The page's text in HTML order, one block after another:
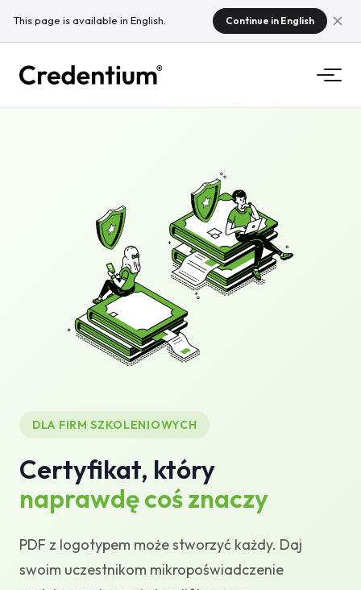
This page is available in English. Continue in English
Dlaczego Credentium
O CloudTeam
Dla firm szkoleniowych
Dla firm eventowych
Czym są mikropoświadczenia
Regulacje
Standardy i integracje
Baza wiedzy
Wsparcie
DLA FIRM SZKOLENIOWYCH
Certyfikat, który
naprawdę coś znaczy
PDF z logotypem może stworzyć każdy. Daj
swoim uczestnikom mikropoświadczenie